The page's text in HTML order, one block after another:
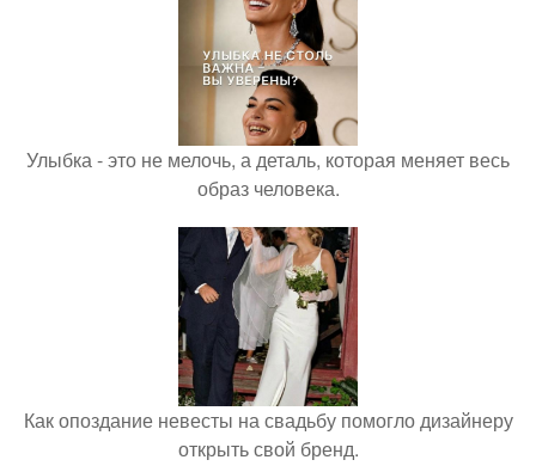
Улыбка - это не мелочь, а деталь, которая меняет весь
образ человека.
Как опоздание невесты на свадьбу помогло дизайнеру
открыть свой бренд.